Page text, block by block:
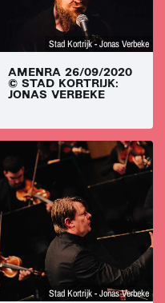
Stad Kortrijk - Jonas Verbeke
AMENRA 26/09/2020
© STAD KORTRIJK:
JONAS VERBEKE
Stad Kortrijk - Jonas Verbeke